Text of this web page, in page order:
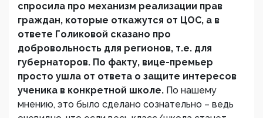
спросила про механизм реализации прав
граждан, которые откажутся от ЦОС, а в
ответе Голиковой сказано про
добровольность для регионов, т.е. для
губернаторов. По факту, вице-премьер
просто ушла от ответа о защите интересов
ученика в конкретной школе. По нашему
мнению, это было сделано сознательно – ведь